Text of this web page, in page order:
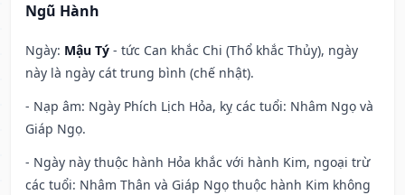
Ngũ Hành
Ngày: Mậu Tý - tức Can khắc Chi (Thổ khắc Thủy), ngày
này là ngày cát trung bình (chế nhật).
- Nạp âm: Ngày Phích Lịch Hỏa, kỵ các tuổi: Nhâm Ngọ và
Giáp Ngọ.
- Ngày này thuộc hành Hỏa khắc với hành Kim, ngoại trừ
các tuổi: Nhâm Thân và Giáp Ngọ thuộc hành Kim không